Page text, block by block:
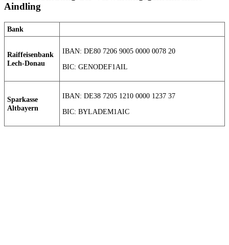
Aindling
Bank
Raiffeisenbank
Lech-Donau
IBAN: DE80 7206 9005 0000 0078 20
BIC: GENODEF1AIL
Sparkasse
Altbayern
IBAN: DE38 7205 1210 0000 1237 37
BIC: BYLADEM1AIC